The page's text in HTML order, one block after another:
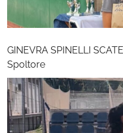
GINEVRA SPINELLI
Spoltore